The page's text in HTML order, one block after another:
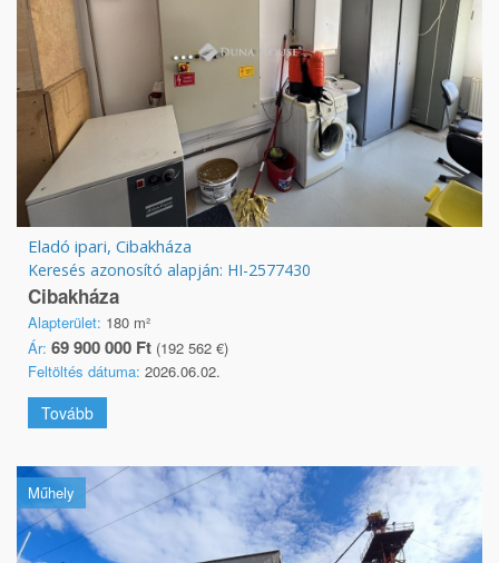
Eladó ipari, Cibakháza
Keresés azonosító alapján: HI-2577430
Cibakháza
Alapterület: 180 m²
Ár: 69 900 000 Ft (192 562 €)
Feltöltés dátuma: 2026.06.02.
Tovább
Műhely